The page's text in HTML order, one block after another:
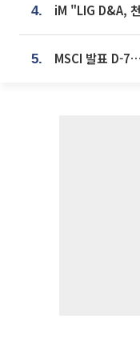
4.
5. MSCI 발표 D-